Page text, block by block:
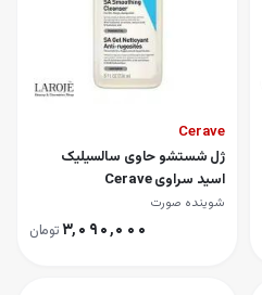
Cerave
ژل شستشو حاوی سالسیلیک
اسید سراوی Cerave
شوینده صورت
۳٬۰۹۰٬۰۰۰تومان